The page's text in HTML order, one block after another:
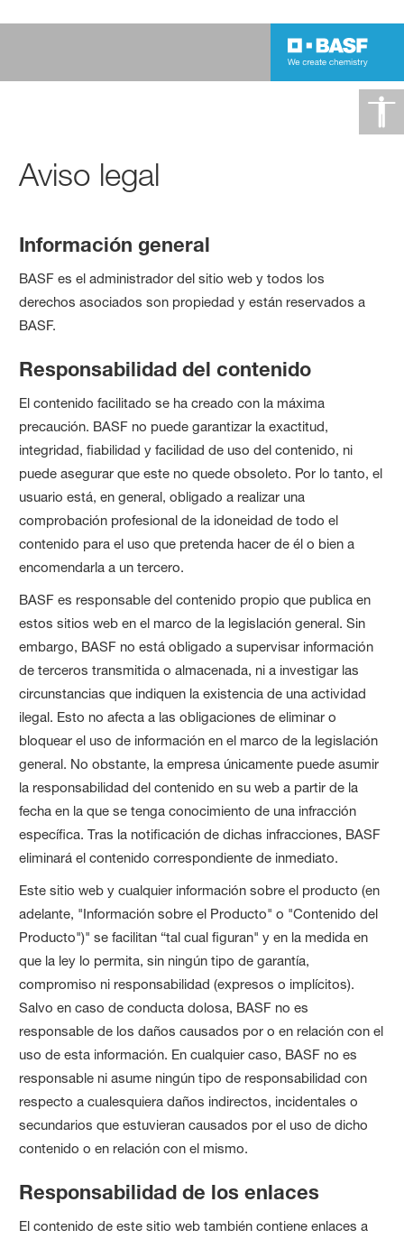
Aviso legal
Información general
BASF es el administrador del sitio web y todos los
derechos asociados son propiedad y están reservados a
BASF.
Responsabilidad del contenido
El contenido facilitado se ha creado con la máxima
precaución. BASF no puede garantizar la exactitud,
integridad, fiabilidad y facilidad de uso del contenido, ni
puede asegurar que este no quede obsoleto. Por lo tanto, el
usuario está, en general, obligado a realizar una
comprobación profesional de la idoneidad de todo el
contenido para el uso que pretenda hacer de él o bien a
encomendarla a un tercero.
BASF es responsable del contenido propio que publica en
estos sitios web en el marco de la legislación general. Sin
embargo, BASF no está obligado a supervisar información
de terceros transmitida o almacenada, ni a investigar las
circunstancias que indiquen la existencia de una actividad
ilegal. Esto no afecta a las obligaciones de eliminar o
bloquear el uso de información en el marco de la legislación
general. No obstante, la empresa únicamente puede asumir
la responsabilidad del contenido en su web a partir de la
fecha en la que se tenga conocimiento de una infracción
específica. Tras la notificación de dichas infracciones, BASF
eliminará el contenido correspondiente de inmediato.
Este sitio web y cualquier información sobre el producto (en
adelante, "Información sobre el Producto" o "Contenido del
Producto")" se facilitan “tal cual figuran" y en la medida en
que la ley lo permita, sin ningún tipo de garantía,
compromiso ni responsabilidad (expresos o implícitos).
Salvo en caso de conducta dolosa, BASF no es
responsable de los daños causados por o en relación con el
uso de esta información. En cualquier caso, BASF no es
responsable ni asume ningún tipo de responsabilidad con
respecto a cualesquiera daños indirectos, incidentales o
secundarios que estuvieran causados por el uso de dicho
contenido o en relación con el mismo.
Responsabilidad de los enlaces
El contenido de este sitio web también contiene enlaces a